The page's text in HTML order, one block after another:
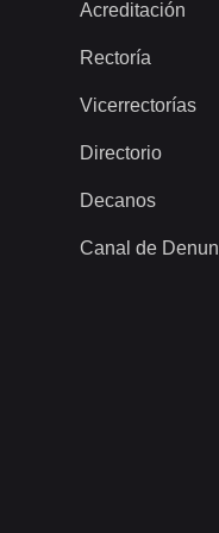
Acreditación
Rectoría
Vicerrectorías
Directorio
Decanos
Canal de